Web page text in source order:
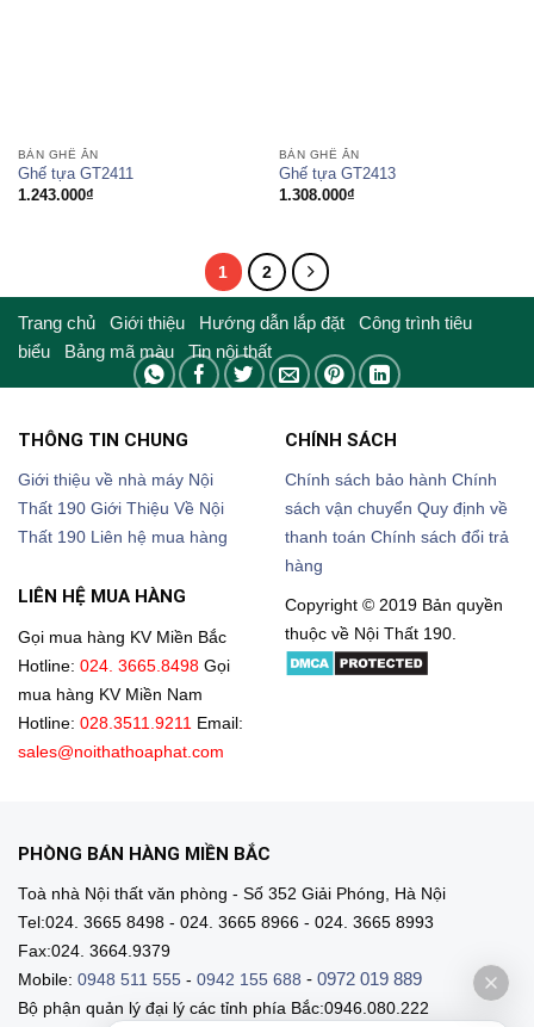
BÀN GHẾ ĂN
Ghế tựa GT2411
1.243.000₫
BÀN GHẾ ĂN
Ghế tựa GT2413
1.308.000₫
1 2
Trang chủ Giới thiệu Hướng dẫn lắp đặt Công trình tiêu
biểu
Bảng mã màu Tin nội thất
THÔNG TIN CHUNG
Giới thiệu về nhà máy Nội
Thất 190 Giới Thiệu Về Nội
Thất 190 Liên hệ mua hàng
CHÍNH SÁCH
Chính sách bảo hành Chính
sách vận chuyển Quy định về
thanh toán Chính sách đổi trả
hàng
LIÊN HỆ MUA HÀNG
Gọi mua hàng KV Miền Bắc
Hotline: 024. 3665.8498 Gọi
mua hàng KV Miền Nam
Hotline: 028.3511.9211
Email:
sales@noithathoaphat.com
Copyright © 2019 Bản quyền
thuộc về Nội Thất 190.
PHÒNG BÁN HÀNG MIỀN BẮC
Toà nhà Nội thất văn phòng - Số 352 Giải Phóng, Hà Nội
Tel:024. 3665 8498 - 024. 3665 8966 - 024. 3665 8993
Fax:024. 3664.9379
Mobile: 0948 511 555 - 0942 155 688 - 0972 019 889
Bộ phận quản lý đại lý các tỉnh phía Bắc:0946.080.222